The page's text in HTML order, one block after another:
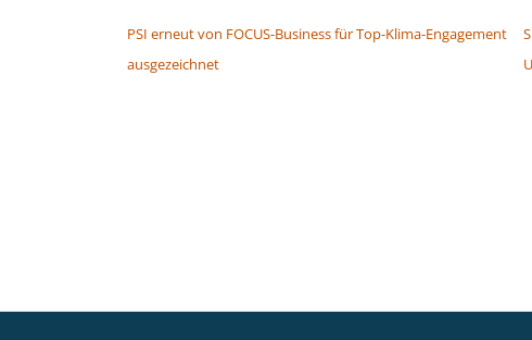
PSI erneut von FOCUS-Business für Top-Klima-Engagement
ausgezeichnet